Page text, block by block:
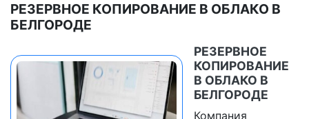
РЕЗЕРВНОЕ КОПИРОВАНИЕ В ОБЛАКО В
БЕЛГОРОДЕ
РЕЗЕРВНОЕ
КОПИРОВАНИЕ
В ОБЛАКО В
БЕЛГОРОДЕ
Компания